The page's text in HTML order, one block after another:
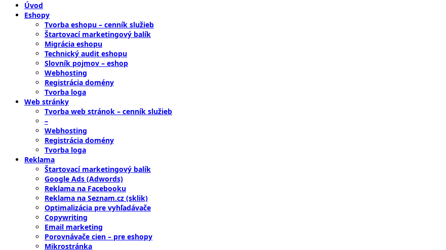
Úvod
Eshopy
Tvorba eshopu – cenník služieb
Štartovací marketingový balík
Migrácia eshopu
Technický audit eshopu
Slovník pojmov – eshop
Webhosting
Registrácia domény
Tvorba loga
Web stránky
Tvorba web stránok – cenník služieb
–
Webhosting
Registrácia domény
Tvorba loga
Reklama
Štartovací marketingový balík
Google Ads (Adwords)
Reklama na Facebooku
Reklama na Seznam.cz (sklik)
Optimalizácia pre vyhľadávače
Copywriting
Email marketing
Porovnávače cien – pre eshopy
Mikrostránka